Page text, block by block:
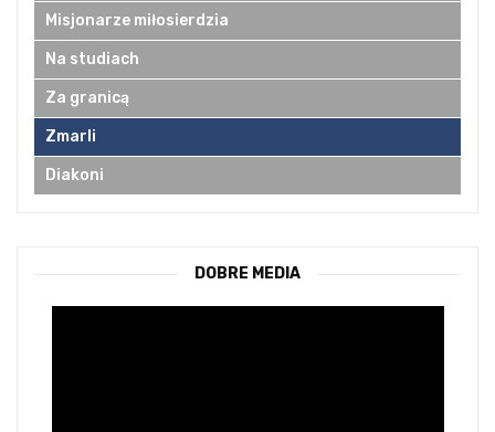
Misjonarze miłosierdzia
Na studiach
Za granicą
Zmarli
Diakoni
DOBRE MEDIA